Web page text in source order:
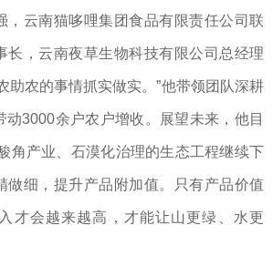
，云南猫哆哩集团食品有限责任公司联
长，云南夜草生物科技有限公司总经理
助农的事情抓实做实。”他带领团队深耕
动3000余户农户增收。展望未来，他目
角产业、石漠化治理的生态工程继续下
做细，提升产品附加值。只有产品价值
才会越来越高，才能让山更绿、水更